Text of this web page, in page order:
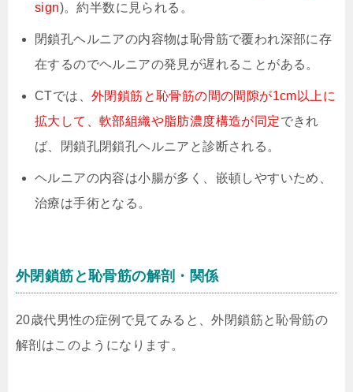
sign)。約半数に見られる。
閉鎖孔ヘルニアの内容物は恥骨筋で覆われ深部に存
在するのでヘルニアの発見が遅れることがある。
CTでは、 外閉鎖筋と恥骨筋の間の間隙が1cm以上に
拡大して、軟部組織や脂肪濃度構造が同定できれ
ば、閉鎖孔閉鎖孔ヘルニアと診断される。
ヘルニアの内容は小腸が多く、嵌頓しやすいため、
治療は手術となる。
外閉鎖筋と恥骨筋の解剖・関係
20歳代男性の症例で見てみると、外閉鎖筋と恥骨筋の
解剖はこのようになります。